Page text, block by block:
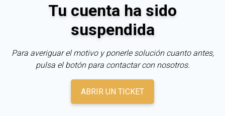
Tu cuenta ha sido
suspendida
Para averiguar el motivo y ponerle solución cuanto antes,
pulsa el botón para contactar con nosotros.
ABRIR UN TICKET